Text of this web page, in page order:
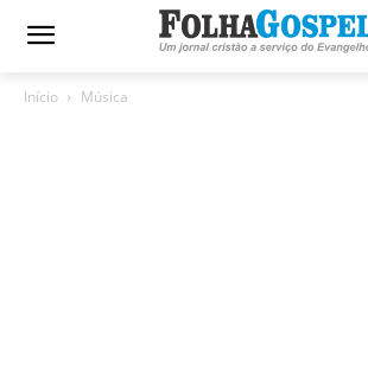
Início Música